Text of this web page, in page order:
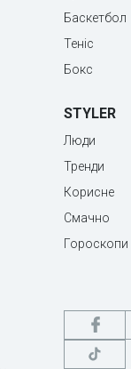
Баскетбол
Теніс
Бокс
STYLER
Люди
Тренди
Корисне
Смачно
Гороскопи